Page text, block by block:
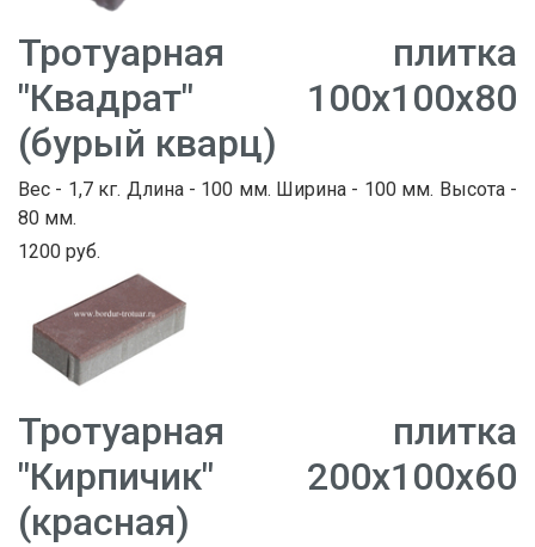
Тротуарная плитка
"Квадрат" 100х100х80
(бурый кварц)
Вес - 1,7 кг. Длина - 100 мм. Ширина - 100 мм. Высота -
80 мм.
1200 руб.
Тротуарная плитка
"Кирпичик" 200х100х60
(красная)